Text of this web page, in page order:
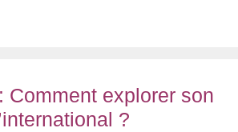
Comment explorer son
?